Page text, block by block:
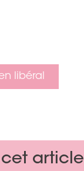
libéral
cet article